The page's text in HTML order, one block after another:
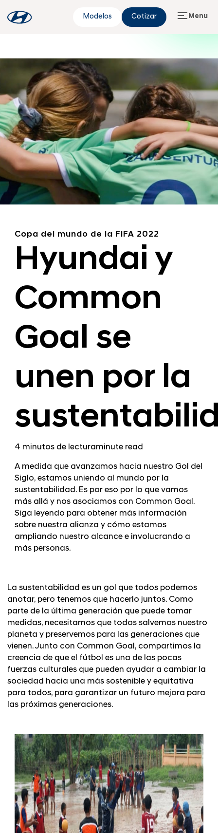
Modelos Cotizar Menu
Copa del mundo de la FIFA 2022
Hyundai y
Common
Goal se
unen por la
4 minutos de lecturaminute read
A medida que avanzamos hacia nuestro Gol del
Siglo, estamos uniendo al mundo por la
sustentabilidad. Es por eso por lo que vamos
más allá y nos asociamos con Common Goal.
Siga leyendo para obtener más información
sobre nuestra alianza y cómo estamos
ampliando nuestro alcance e involucrando a
más personas.
La sustentabilidad es un gol que todos podemos
anotar, pero tenemos que hacerlo juntos. Como
parte de la última generación que puede tomar
medidas, necesitamos que todos salvemos nuestro
planeta y preservemos para las generaciones que
vienen. Junto con Common Goal, compartimos la
creencia de que el fútbol es una de las pocas
fuerzas culturales que pueden ayudar a cambiar la
sociedad hacia una más sostenible y equitativa
para todos, para garantizar un futuro mejora para
las próximas generaciones.